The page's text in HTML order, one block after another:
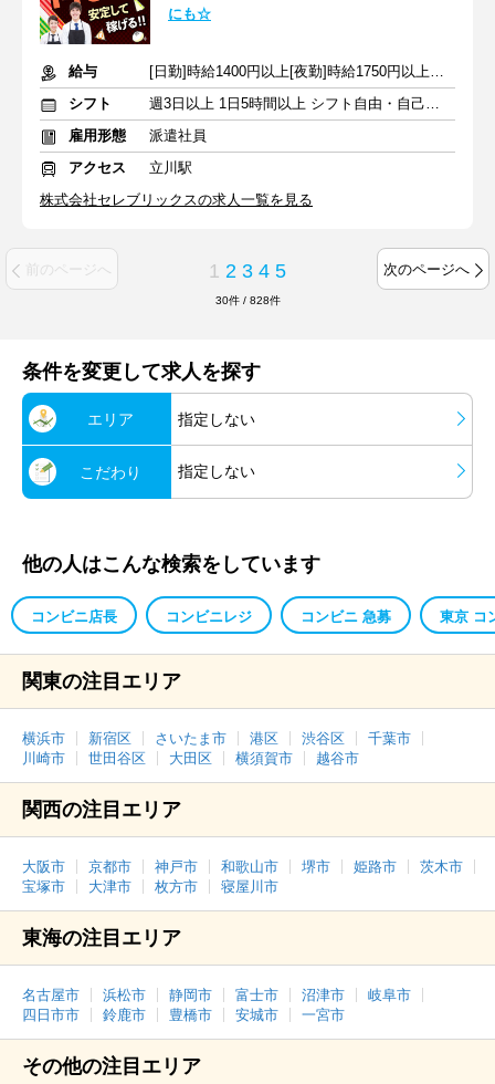
にも☆
給与
[日勤]時給1400円以上[夜勤]時給1750円以上＋交通費
シフト
週3日以上 1日5時間以上 シフト自由・自己申告
雇用形態
派遣社員
アクセス
立川駅
株式会社セレブリックスの求人一覧を見る
前のページへ 1 2 3 4 5 次のページへ
30件 / 828件
条件を変更して求人を探す
エリア 指定しない
こだわり 指定しない
他の人はこんな検索をしています
コンビニ店長 コンビニレジ コンビニ 急募 東京 コ
関東の注目エリア
横浜市 新宿区 さいたま市 港区 渋谷区
千葉市
川崎市
世田谷区 大田区 横須賀市 越谷市
関西の注目エリア
大阪市 京都市 神戸市 和歌山市 堺市 姫路市
茨木市
宝塚市
大津市 枚方市 寝屋川市
東海の注目エリア
名古屋市 浜松市 静岡市 富士市 沼津市
岐阜市
四日市市
鈴鹿市 豊橋市 安城市 一宮市
その他の注目エリア